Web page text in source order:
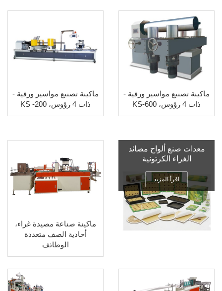
ماكينة تصنيع مواسير ورقية -
ذات 4 رؤوس، KS-600
ماكينة تصنيع مواسير ورقية -
ذات 4 رؤوس، KS -200
معدات صنع ألواح مصائد
الغراء الكرتونية
اقرأ المزيد
ماكينة صناعة مصيدة غراء،
أحادية الصف متعددة
الوظائف